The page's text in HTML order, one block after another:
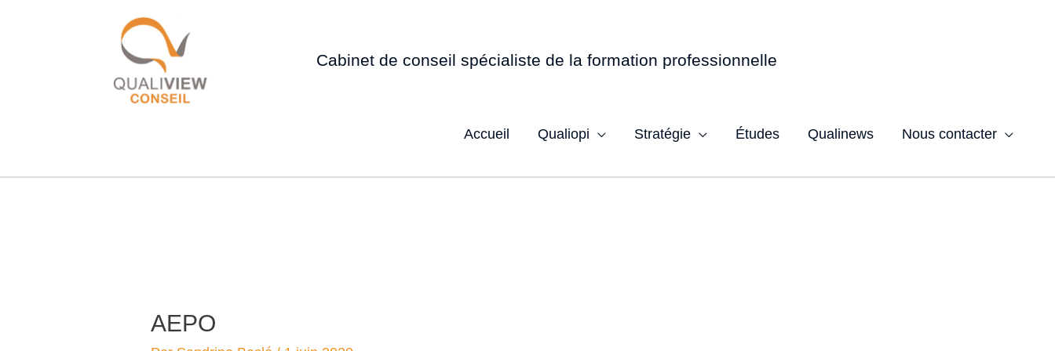
Cabinet de conseil spécialiste de la formation professionnelle
Accueil Qualiopi Stratégie Études Qualinews Nous contacter
AEPO